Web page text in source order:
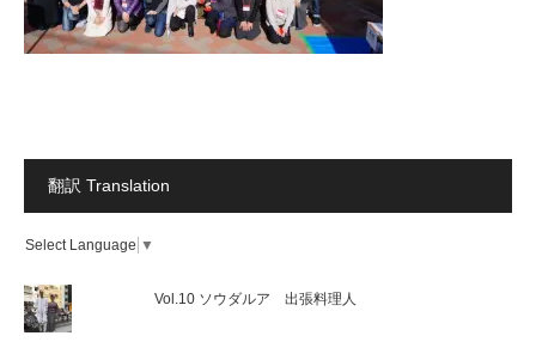
翻訳 Translation
Select Language ▼
Vol.10 ソウダルア 出張料理人